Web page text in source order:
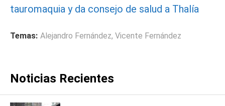
tauromaquia y da consejo de salud a Thalía
Temas: Alejandro Fernández, Vicente Fernández
Noticias Recientes